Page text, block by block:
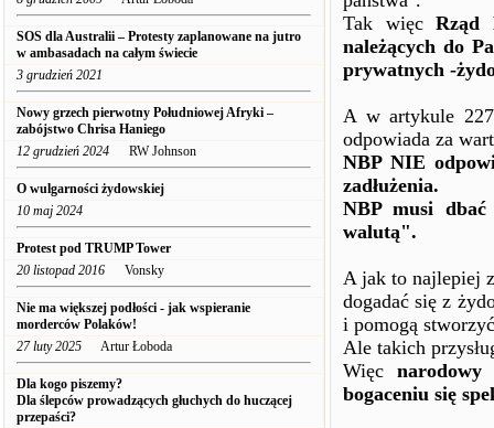
SOS dla Australii – Protesty zaplanowane na jutro
w ambasadach na całym świecie
3 grudzień 2021
Nowy grzech pierwotny Południowej Afryki –
zabójstwo Chrisa Haniego
12 grudzień 2024 RW Johnson
O wulgarności żydowskiej
10 maj 2024
Protest pod TRUMP Tower
20 listopad 2016 Vonsky
Nie ma większej podłości - jak wspieranie
morderców Polaków!
27 luty 2025 Artur Łoboda
Dla kogo piszemy?
Dla ślepców prowadzących głuchych do huczącej
przepaści?
Tak więcRząd
należących do
prywatnych -
A w artykule
odpowiada za
NBP NIE
zadłużenia.
NBP musi
walutą".
A jak to najlepiej
dogadać się z
i pomogą
Ale takich
Więc narodowy
bogaceniu się